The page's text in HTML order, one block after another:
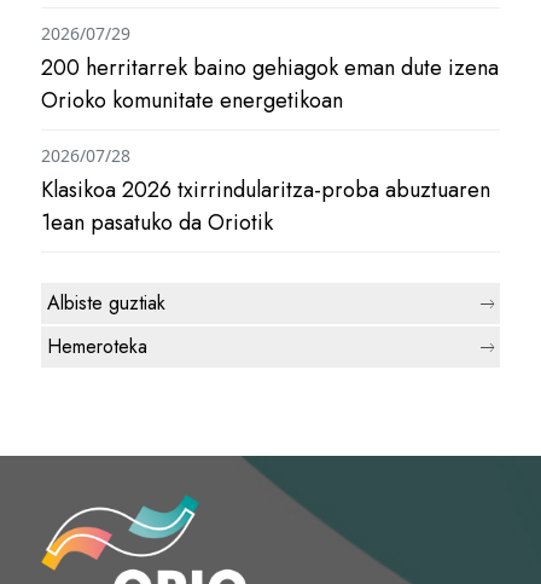
200 herritarrek baino gehiagok eman dute izena
Orioko komunitate energetikoan
2026/07/29
Klasikoa 2026 txirrindularitza-proba abuztuaren
1ean pasatuko da Oriotik
2026/07/28
Albiste guztiak
Hemeroteka